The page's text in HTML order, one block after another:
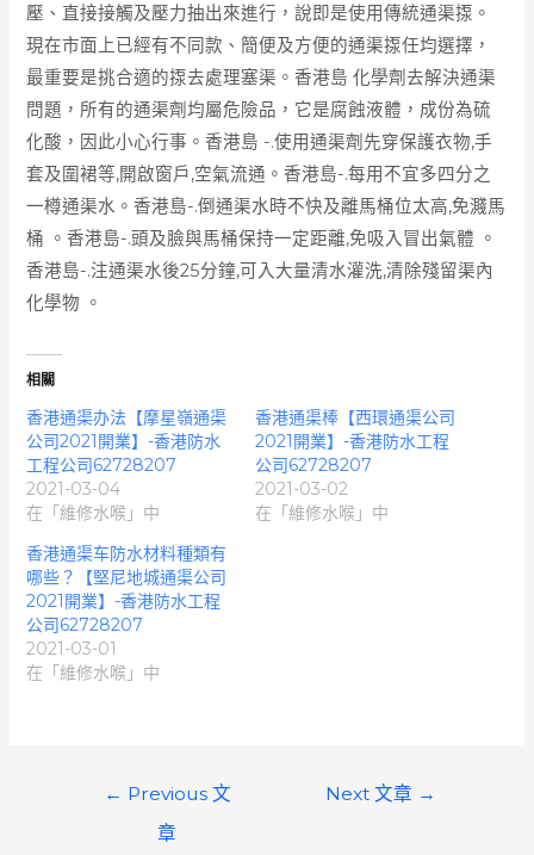
壓、直接接觸及壓力抽出來進行，說即是使用傳統通渠揼。
現在市面上已經有不同款、簡便及方便的通渠揼任均選擇，
最重要是挑合適的揼去處理塞渠。香港島 化學劑去解決通渠
問題，所有的通渠劑均屬危險品，它是腐蝕液體，成份為硫
化酸，因此小心行事。香港島 -.使用通渠劑先穿保護衣物,手
套及圍裙等,開啟窗戶,空氣流通。香港島-.每用不宜多四分之
一樽通渠水。香港島-.倒通渠水時不快及離馬桶位太高,免濺馬
桶 。香港島-.頭及臉與馬桶保持一定距離,免吸入冒出氣體 。
香港島-.注通渠水後25分鐘,可入大量清水灌洗,清除殘留渠內
化學物 。
相關
香港通渠办法【摩星嶺通渠
公司2021開業】-香港防水
工程公司62728207
2021-03-04
在「維修水喉」中
香港通渠棒【西環通渠公司
2021開業】-香港防水工程
公司62728207
2021-03-02
在「維修水喉」中
香港通渠车防水材料種類有
哪些？【堅尼地城通渠公司
2021開業】-香港防水工程
公司62728207
2021-03-01
在「維修水喉」中
← Previous 文
章
Next 文章 →